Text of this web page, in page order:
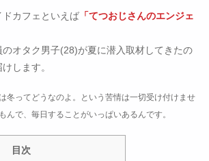
ドカフェといえば 「てつおじさんのエンジェ
オタク男子(28)が夏に潜入取材してきたの
します。
冬ってどうなのよ。という苦情は一切受け付けませ
んで、毎日することがいっぱいあるんです。
目次